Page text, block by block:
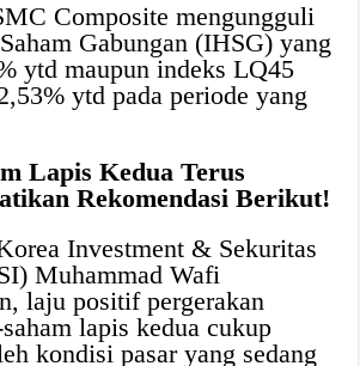
Composite mengungguli
Gabungan (IHSG) yang
ytd maupun indeks LQ45
ytd pada periode yang
Lapis Kedua Terus
Rekomendasi Berikut!
Investment & Sekuritas
Muhammad Wafi
laju positif pergerakan
lapis kedua cukup
kondisi pasar yang sedang